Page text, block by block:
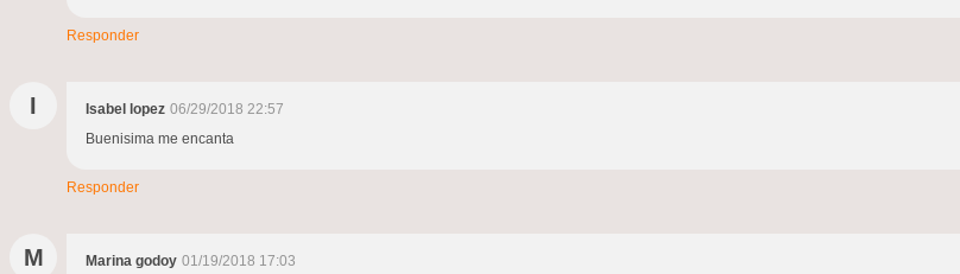
Responder
I Isabel lopez 06/29/2018 22:57
Buenisima me encanta
Responder
M Marina godoy 01/19/2018 17:03